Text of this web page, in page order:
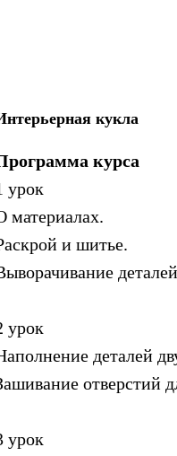
кукла
курса
урок
материалах.
и шитье.
урок
деталей
отверстий
урок